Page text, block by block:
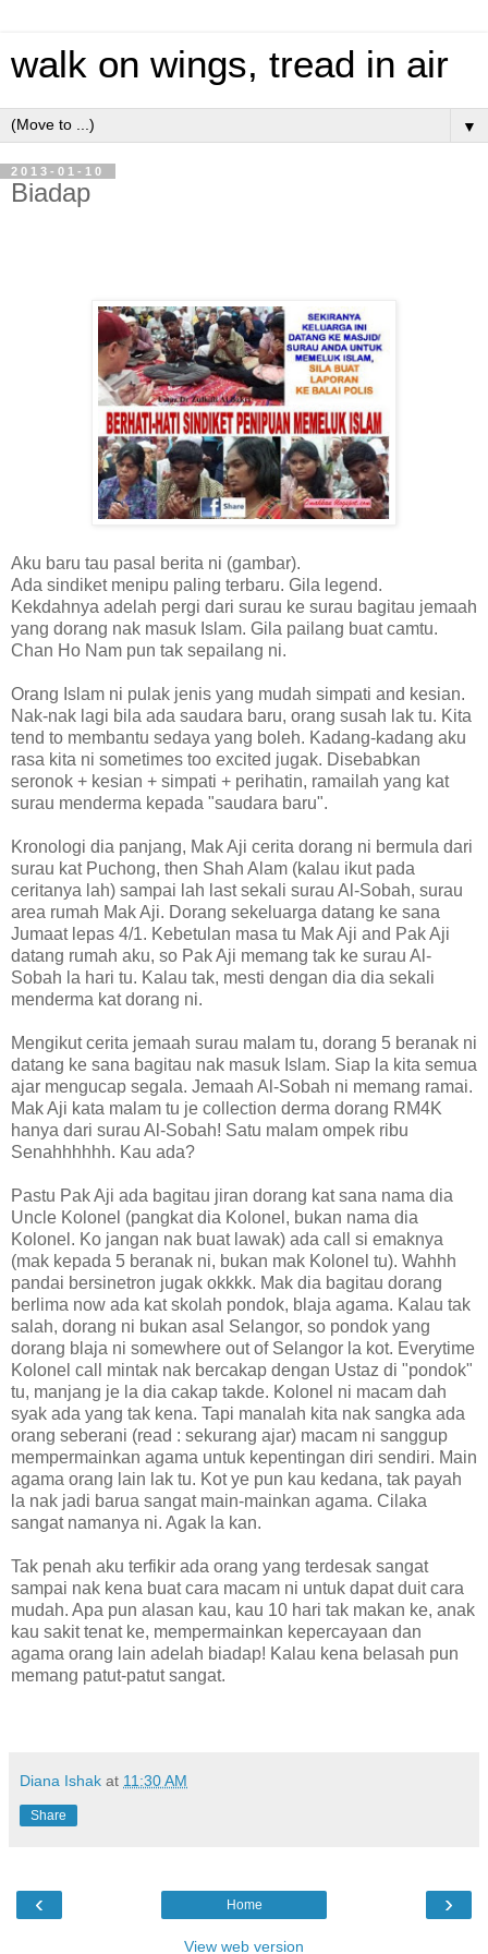
walk on wings, tread in air
▼
2013-01-10
Biadap
Aku baru tau pasal berita ni (gambar).
Ada sindiket menipu paling terbaru. Gila legend.
Kekdahnya adelah pergi dari surau ke surau bagitau jemaah
yang dorang nak masuk Islam. Gila pailang buat camtu.
Chan Ho Nam pun tak sepailang ni.
Orang Islam ni pulak jenis yang mudah simpati and kesian.
Nak-nak lagi bila ada saudara baru, orang susah lak tu. Kita
tend to membantu sedaya yang boleh. Kadang-kadang aku
rasa kita ni sometimes too excited jugak. Disebabkan
seronok + kesian + simpati + perihatin, ramailah yang kat
surau menderma kepada "saudara baru".
Kronologi dia panjang, Mak Aji cerita dorang ni bermula dari
surau kat Puchong, then Shah Alam (kalau ikut pada
ceritanya lah) sampai lah last sekali surau Al-Sobah, surau
area rumah Mak Aji. Dorang sekeluarga datang ke sana
Jumaat lepas 4/1. Kebetulan masa tu Mak Aji and Pak Aji
datang rumah aku, so Pak Aji memang tak ke surau Al-
Sobah la hari tu. Kalau tak, mesti dengan dia dia sekali
menderma kat dorang ni.
Mengikut cerita jemaah surau malam tu, dorang 5 beranak ni
datang ke sana bagitau nak masuk Islam. Siap la kita semua
ajar mengucap segala. Jemaah Al-Sobah ni memang ramai.
Mak Aji kata malam tu je collection derma dorang RM4K
hanya dari surau Al-Sobah! Satu malam ompek ribu
Senahhhhhh. Kau ada?
Pastu Pak Aji ada bagitau jiran dorang kat sana nama dia
Uncle Kolonel (pangkat dia Kolonel, bukan nama dia
Kolonel. Ko jangan nak buat lawak) ada call si emaknya
(mak kepada 5 beranak ni, bukan mak Kolonel tu). Wahhh
pandai bersinetron jugak okkkk. Mak dia bagitau dorang
berlima now ada kat skolah pondok, blaja agama. Kalau tak
salah, dorang ni bukan asal Selangor, so pondok yang
dorang blaja ni somewhere out of Selangor la kot. Everytime
Kolonel call mintak nak bercakap dengan Ustaz di "pondok"
tu, manjang je la dia cakap takde. Kolonel ni macam dah
syak ada yang tak kena. Tapi manalah kita nak sangka ada
orang seberani (read : sekurang ajar) macam ni sanggup
mempermainkan agama untuk kepentingan diri sendiri. Main
agama orang lain lak tu. Kot ye pun kau kedana, tak payah
la nak jadi barua sangat main-mainkan agama. Cilaka
sangat namanya ni. Agak la kan.
Tak penah aku terfikir ada orang yang terdesak sangat
sampai nak kena buat cara macam ni untuk dapat duit cara
mudah. Apa pun alasan kau, kau 10 hari tak makan ke, anak
kau sakit tenat ke, mempermainkan kepercayaan dan
agama orang lain adelah biadap! Kalau kena belasah pun
memang patut-patut sangat.
Diana Ishak at 11:30 AM
Share
‹ ›
Home
View web version